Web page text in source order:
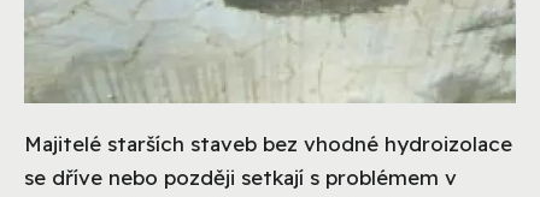
Majitelé starších staveb bez vhodné hydroizolace
se dříve nebo později setkají s problémem v